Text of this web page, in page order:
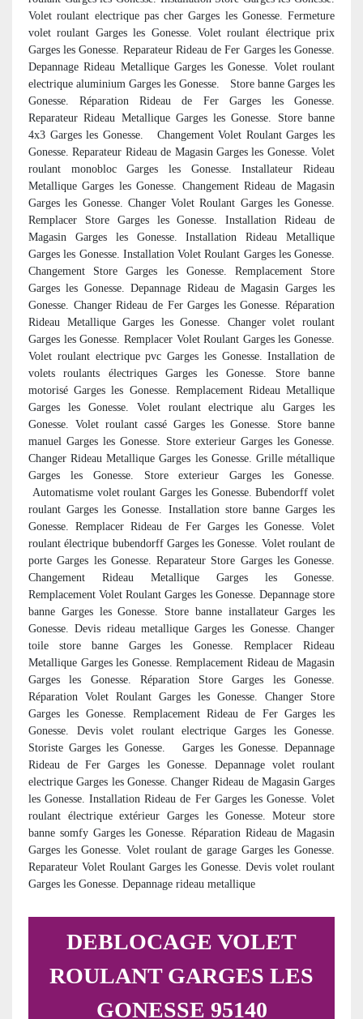
Volet roulant electrique pas cher Garges les Gonesse. Fermeture
volet roulant Garges les Gonesse. Volet roulant électrique prix
Garges les Gonesse. Reparateur Rideau de Fer Garges les Gonesse.
Depannage Rideau Metallique Garges les Gonesse. Volet roulant
electrique aluminium Garges les Gonesse. Store banne Garges les
Gonesse. Réparation Rideau de Fer Garges les Gonesse.
Reparateur Rideau Metallique Garges les Gonesse. Store banne
4x3 Garges les Gonesse. Changement Volet Roulant Garges les
Gonesse. Reparateur Rideau de Magasin Garges les Gonesse. Volet
roulant monobloc Garges les Gonesse. Installateur Rideau
Metallique Garges les Gonesse. Changement Rideau de Magasin
Garges les Gonesse. Changer Volet Roulant Garges les Gonesse.
Remplacer Store Garges les Gonesse. Installation Rideau de
Magasin Garges les Gonesse. Installation Rideau Metallique
Garges les Gonesse. Installation Volet Roulant Garges les Gonesse.
Changement Store Garges les Gonesse. Remplacement Store
Garges les Gonesse. Depannage Rideau de Magasin Garges les
Gonesse. Changer Rideau de Fer Garges les Gonesse. Réparation
Rideau Metallique Garges les Gonesse. Changer volet roulant
Garges les Gonesse. Remplacer Volet Roulant Garges les Gonesse.
Volet roulant electrique pvc Garges les Gonesse. Installation de
volets roulants électriques Garges les Gonesse. Store banne
motorisé Garges les Gonesse. Remplacement Rideau Metallique
Garges les Gonesse. Volet roulant electrique alu Garges les
Gonesse. Volet roulant cassé Garges les Gonesse. Store banne
manuel Garges les Gonesse. Store exterieur Garges les Gonesse.
Changer Rideau Metallique Garges les Gonesse. Grille métallique
Garges les Gonesse. Store exterieur Garges les Gonesse.
Automatisme volet roulant Garges les Gonesse. Bubendorff volet
roulant Garges les Gonesse. Installation store banne Garges les
Gonesse. Remplacer Rideau de Fer Garges les Gonesse. Volet
roulant électrique bubendorff Garges les Gonesse. Volet roulant de
porte Garges les Gonesse. Reparateur Store Garges les Gonesse.
Changement Rideau Metallique Garges les Gonesse.
Remplacement Volet Roulant Garges les Gonesse. Depannage store
banne Garges les Gonesse. Store banne installateur Garges les
Gonesse. Devis rideau metallique Garges les Gonesse. Changer
toile store banne Garges les Gonesse. Remplacer Rideau
Metallique Garges les Gonesse. Remplacement Rideau de Magasin
Garges les Gonesse. Réparation Store Garges les Gonesse.
Réparation Volet Roulant Garges les Gonesse. Changer Store
Garges les Gonesse. Remplacement Rideau de Fer Garges les
Gonesse. Devis volet roulant electrique Garges les Gonesse.
Storiste Garges les Gonesse.
Garges les Gonesse. Depannage
Rideau de Fer Garges les Gonesse. Depannage volet roulant
electrique Garges les Gonesse. Changer Rideau de Magasin Garges
les Gonesse. Installation Rideau de Fer Garges les Gonesse. Volet
roulant électrique extérieur Garges les Gonesse. Moteur store
banne somfy Garges les Gonesse. Réparation Rideau de Magasin
Garges les Gonesse. Volet roulant de garage Garges les Gonesse.
Reparateur Volet Roulant Garges les Gonesse. Devis volet roulant
Garges les Gonesse. Depannage rideau metallique
DEBLOCAGE VOLET
ROULANT GARGES LES
GONESSE 95140